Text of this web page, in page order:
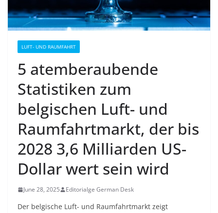
LUFT- UND RAUMFAHRT
5 atemberaubende
Statistiken zum
belgischen Luft- und
Raumfahrtmarkt, der bis
2028 3,6 Milliarden US-
Dollar wert sein wird
June 28, 2025 Editorialge German Desk
Der belgische Luft- und Raumfahrtmarkt zeigt